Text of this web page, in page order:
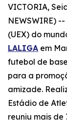
VICTORIA,
NEWSWIRE) --
(UEX) do
LALIGA em
futebol de
para a
amizade.
Estádio de
reuniu mais de